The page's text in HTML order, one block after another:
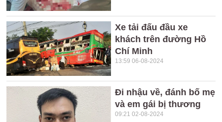
Xe tải đấu đầu xe
khách trên đường Hồ
Chí Minh
13:59 06-08-2024
Đi nhậu về, đánh bố mẹ
và em gái bị thương
09:21 02-08-2024